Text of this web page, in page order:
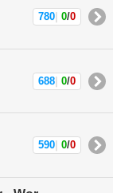
780 0/0
688 0/0
590 0/0